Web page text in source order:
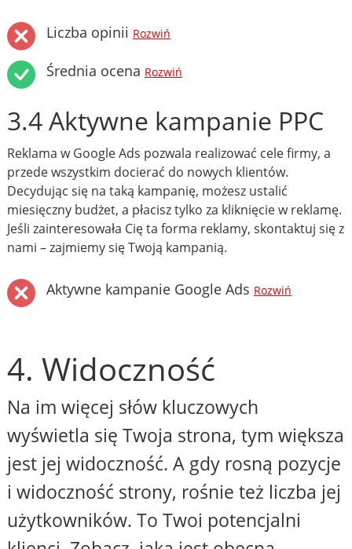
Liczba opinii Rozwiń
Średnia ocena Rozwiń
3.4 Aktywne kampanie PPC
Reklama w Google Ads pozwala realizować cele firmy, a
przede wszystkim docierać do nowych klientów.
Decydując się na taką kampanię, możesz ustalić
miesięczny budżet, a płacisz tylko za kliknięcie w reklamę.
Jeśli zainteresowała Cię ta forma reklamy, skontaktuj się z
nami – zajmiemy się Twoją kampanią.
Aktywne kampanie Google Ads Rozwiń
4. Widoczność
Na im więcej słów kluczowych
wyświetla się Twoja strona, tym większa
jest jej widoczność. A gdy rosną pozycje
i widoczność strony, rośnie też liczba jej
użytkowników. To Twoi potencjalni